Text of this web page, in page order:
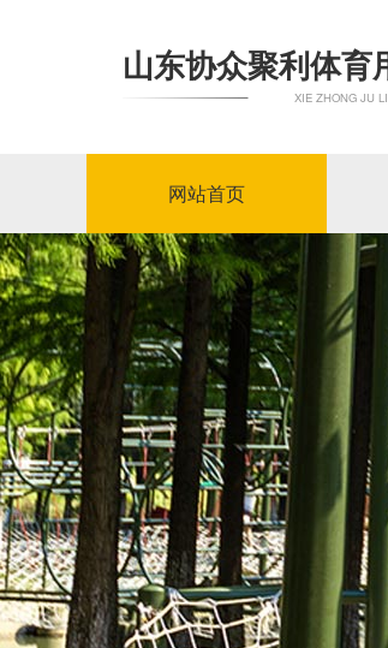
山东协众聚利体育
XIE ZHONG JU LI
网站首页